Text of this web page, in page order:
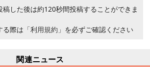
した後は約120秒間投稿することができま
る際は 「利用規約」 を必ずご確認ください
関連ニュース